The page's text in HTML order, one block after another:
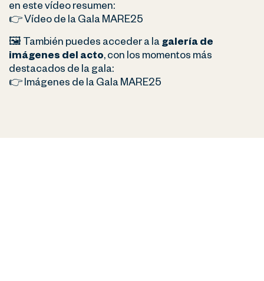
en este vídeo resumen:
👉 Vídeo de la Gala MARE25
🖼️ También puedes acceder a la galería de
imágenes del acto, con los momentos más
destacados de la gala:
👉 Imágenes de la Gala MARE25